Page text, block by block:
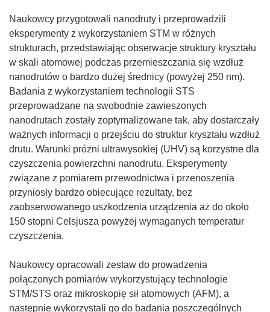
Naukowcy przygotowali nanodruty i przeprowadzili
eksperymenty z wykorzystaniem STM w różnych
strukturach, przedstawiając obserwacje struktury kryształu
w skali atomowej podczas przemieszczania się wzdłuż
nanodrutów o bardzo dużej średnicy (powyżej 250 nm).
Badania z wykorzystaniem technologii STS
przeprowadzane na swobodnie zawieszonych
nanodrutach zostały zoptymalizowane tak, aby dostarczały
ważnych informacji o przejściu do struktur kryształu wzdłuż
drutu. Warunki próżni ultrawysokiej (UHV) są korzystne dla
czyszczenia powierzchni nanodrutu. Eksperymenty
związane z pomiarem przewodnictwa i przenoszenia
przyniosły bardzo obiecujące rezultaty, bez
zaobserwowanego uszkodzenia urządzenia aż do około
150 stopni Celsjusza powyżej wymaganych temperatur
czyszczenia.
Naukowcy opracowali zestaw do prowadzenia
połączonych pomiarów wykorzystujący technologie
STM/STS oraz mikroskopię sił atomowych (AFM), a
następnie wykorzystali go do badania poszczególnych